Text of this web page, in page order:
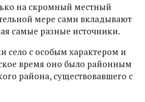
на скромный местный
мере сами вкладывают
самые разные источники.
с особым характером и
время оно было районным
района, существовавшего с